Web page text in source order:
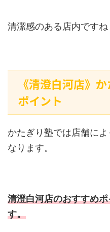
清潔感のある店内ですね
《清澄白河店》
ポイント
かたぎり塾では店舗に
なります。
清澄白河店のおすすめ
す。